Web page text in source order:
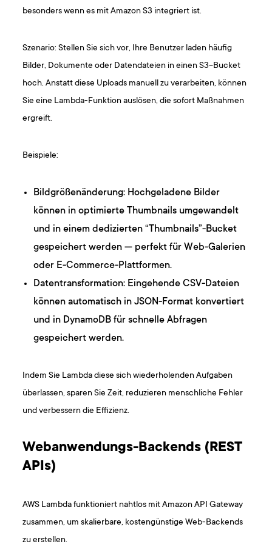
besonders wenn es mit Amazon S3 integriert ist.
Szenario: Stellen Sie sich vor, Ihre Benutzer laden häufig
Bilder, Dokumente oder Datendateien in einen S3-Bucket
hoch. Anstatt diese Uploads manuell zu verarbeiten, können
Sie eine Lambda-Funktion auslösen, die sofort Maßnahmen
ergreift.
Beispiele:
Bildgrößenänderung: Hochgeladene Bilder
können in optimierte Thumbnails umgewandelt
und in einem dedizierten “Thumbnails”-Bucket
gespeichert werden — perfekt für Web-Galerien
oder E-Commerce-Plattformen.
Datentransformation: Eingehende CSV-Dateien
können automatisch in JSON-Format konvertiert
und in DynamoDB für schnelle Abfragen
gespeichert werden.
Indem Sie Lambda diese sich wiederholenden Aufgaben
überlassen, sparen Sie Zeit, reduzieren menschliche Fehler
und verbessern die Effizienz.
Webanwendungs-Backends (REST
APIs)
AWS Lambda funktioniert nahtlos mit Amazon API Gateway
zusammen, um skalierbare, kostengünstige Web-Backends
zu erstellen.